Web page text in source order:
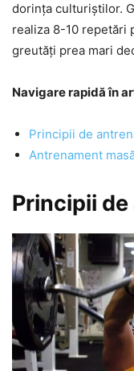
dorința culturiștilor.
realiza 8-10 repetări
greutăți prea mari
Navigare rapidă în
Principii de
Antrenament
Principii